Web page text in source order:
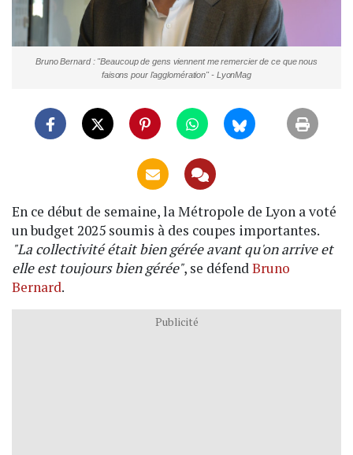
Bruno Bernard : "Beaucoup de gens viennent me remercier de ce que nous
faisons pour l'agglomération" - LyonMag
En ce début de semaine, la Métropole de Lyon a voté
un budget 2025 soumis à des coupes importantes.
"La collectivité était bien gérée avant qu'on arrive et
elle est toujours bien gérée", se défendBruno
Bernard.
Publicité